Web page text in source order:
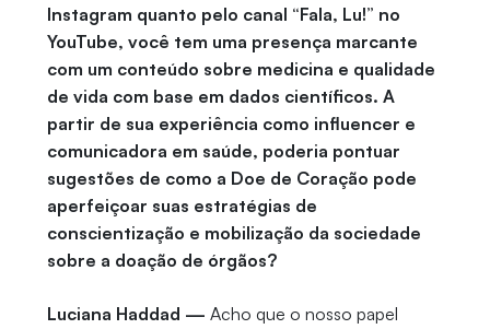
Instagram quanto pelo canal “Fala, Lu!” no
YouTube, você tem uma presença marcante
com um conteúdo sobre medicina e qualidade
de vida com base em dados científicos. A
partir de sua experiência como influencer e
comunicadora em saúde, poderia pontuar
sugestões de como a Doe de Coração pode
aperfeiçoar suas estratégias de
conscientização e mobilização da sociedade
sobre a doação de órgãos?
Luciana Haddad — Acho que o nosso papel